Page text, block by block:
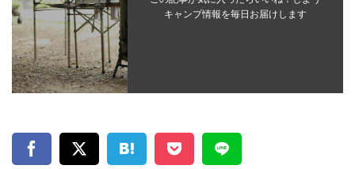
キャンプ情報を毎日お届けします